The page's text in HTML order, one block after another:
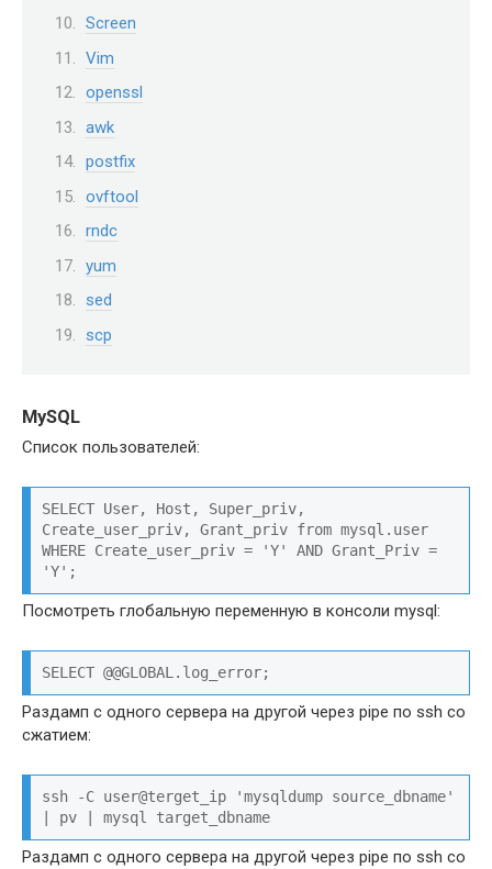
Screen
Vim
openssl
awk
postfix
ovftool
rndc
yum
sed
scp
MySQL
Список пользователей:
SELECT User, Host, Super_priv,
Create_user_priv, Grant_priv from mysql.user
WHERE Create_user_priv = 'Y' AND Grant_Priv =
'Y';
Посмотреть глобальную переменную в консоли mysql:
SELECT @@GLOBAL.log_error;
Раздамп с одного сервера на другой через pipe по ssh со
сжатием:
ssh -C user@terget_ip 'mysqldump source_dbname'
| pv | mysql target_dbname
Раздамп с одного сервера на другой через pipe по ssh со